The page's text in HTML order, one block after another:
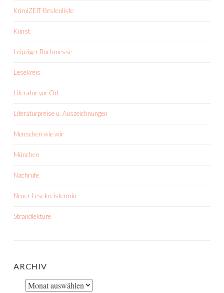
KrimiZEIT-Bestenliste
Kunst
Leipziger Buchmesse
Lesekreis
Literatur vor Ort
Literaturpreise u. Auszeichnungen
Menschen wie wir
München
Nachrufe
Neuer Lesekreistermin
Strandlektüre
ARCHIV
Archiv